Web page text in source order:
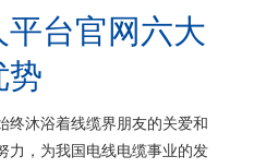
台官网六大
势
终沐浴着线缆界朋友的关爱和
力，为我国电线电缆事业的发